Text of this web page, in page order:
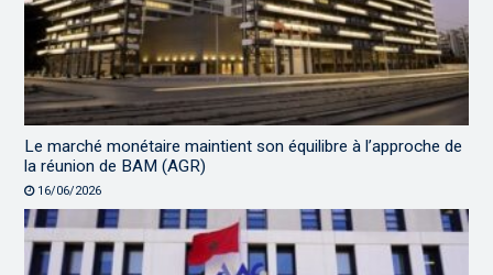
Le marché monétaire maintient son équilibre à l’approche de
la réunion de BAM (AGR)
16/06/2026